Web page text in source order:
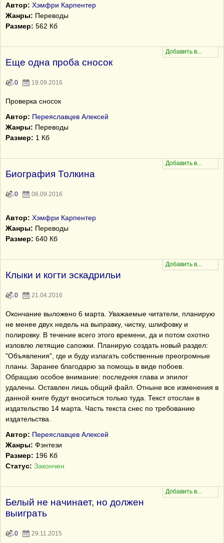
Автор: Хэмфри Карпентер
Жанры: Переводы
Размер: 562 Кб
Еще одна проба сносок
0 19.09.2016
Проверка сносок
Автор: Переяславцев Алексей
Жанры: Переводы
Размер: 1 Кб
Биография Толкина
0 06.09.2016
Автор: Хэмфри Карпентер
Жанры: Переводы
Размер: 640 Кб
Клыки и когти эскадрильи
0 21.04.2016
Окончание выложено 6 марта. Уважаемые читатели, планирую
не менее двух недель на выправку, чистку, шлифовку и
полировку. В течение всего этого времени, да и потом охотно
изловлю летящие сапожки. Планирую создать новый раздел:
"Объявления", где и буду излагать собственные преогромные
планы. Заранее благодарю за помощь в виде побоев.
Обращаю особое внимание: последняя глава и эпилог
удалены. Оставлен лишь общий файл. Отныне все изменения в
данной книге будут вноситься только туда. Текст отослан в
издательство 14 марта. Часть текста снес по требованию
издательства.
Автор: Переяславцев Алексей
Жанры: Фэнтези
Размер: 196 Кб
Статус: Закончен
Белый не начинает, но должен
выиграть
0 29.11.2015